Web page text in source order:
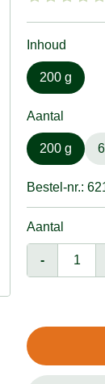
Inhoud
200 g
Aantal
200 g
Bestel-nr.:
Aantal
-